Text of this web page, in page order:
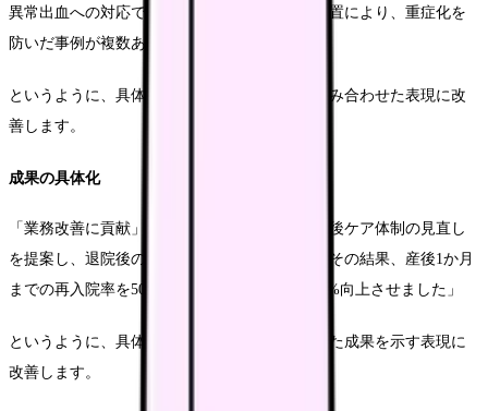
異常出血への対応では、適切な判断と迅速な処置により、重症化を
防いだ事例が複数あります」
というように、具体的な数値とエピソードを組み合わせた表現に改
善します。
成果の具体化
「業務改善に貢献」という曖昧な表現を、「産後ケア体制の見直し
を提案し、退院後の電話フォロー体制を確立。その結果、産後1か月
までの再入院率を50%削減し、患者満足度も20%向上させました」
というように、具体的な取り組みと数値化された成果を示す表現に
改善します。